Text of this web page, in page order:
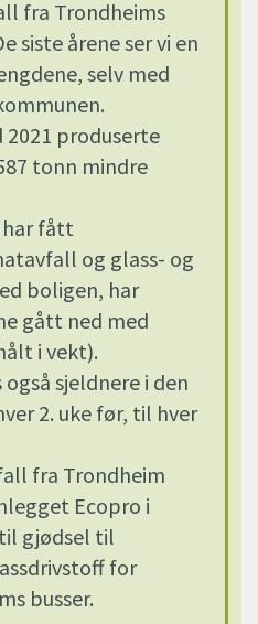
fra Trondheims
siste årene ser vi en
selv med
produserte
tonn mindre
har fått
og glass- og
boligen, har
gått ned med
i vekt).
sjeldnere i den
2. uke før, til hver
fra Trondheim
Ecopro i
gjødsel til
for
busser.